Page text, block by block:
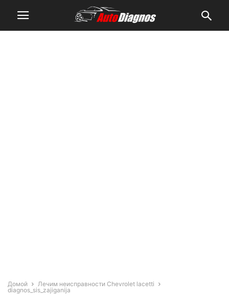
Домой
Лечим неисправности Chevrolet lacetti
diagnos_sis_zajiganija